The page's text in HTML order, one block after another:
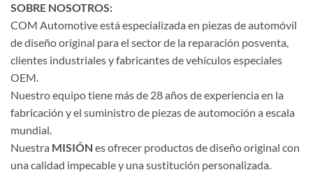
SOBRE NOSOTROS:
COM Automotive está especializada en piezas de automóvil
de diseño original para el sector de la reparación posventa,
clientes industriales y fabricantes de vehículos especiales
OEM.
Nuestro equipo tiene más de 28 años de experiencia en la
fabricación y el suministro de piezas de automoción a escala
mundial.
Nuestra MISIÓN es ofrecer productos de diseño original con
una calidad impecable y una sustitución personalizada.